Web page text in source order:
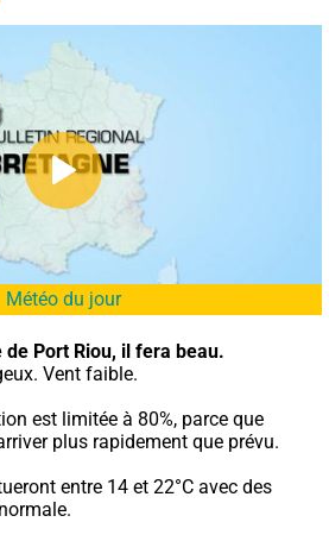
Météo du jour
Port Riou, il fera beau.
Vent faible.
est limitée à 80%, parce que
plus rapidement que prévu.
entre 14 et 22°C avec des